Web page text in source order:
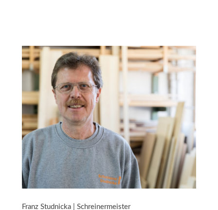
Franz Studnicka | Schreinermeister